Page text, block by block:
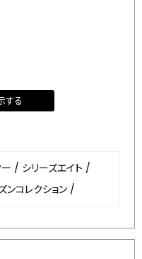
する
/ シリーズエイト /
ンコレクション /